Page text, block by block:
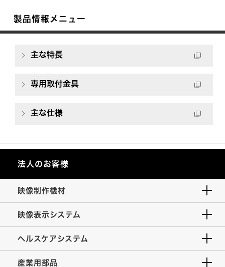
製品情報メニュー
主な特長
専用取付金具
主な仕様
法人のお客様
映像制作機材
映像表示システム
ヘルスケアシステム
産業用部品